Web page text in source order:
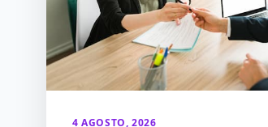
4 AGOSTO, 2026